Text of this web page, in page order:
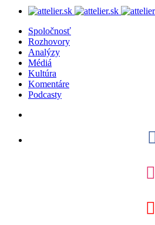
Spoločnosť
Rozhovory
Analýzy
Médiá
Kultúra
Komentáre
Podcasty